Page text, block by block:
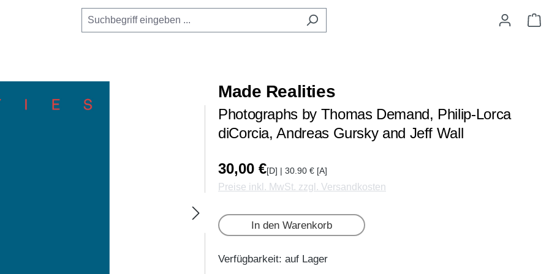
Made Realities
Photographs by Thomas Demand, Philip-Lorca
diCorcia, Andreas Gursky and Jeff Wall
30,00 €[D] | 30.90 € [A]
Preise inkl. MwSt. zzgl. Versandkosten
In den Warenkorb
Verfügbarkeit: auf Lager